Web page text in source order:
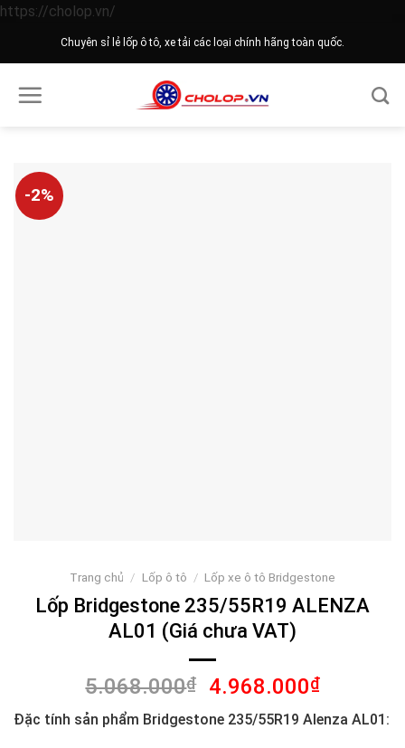
https://cholop.vn/
to
Chuyên sỉ lẻ lốp ô tô, xe tải các loại chính hãng toàn quốc.
-2%
Trang chủ / Lốp ô tô / Lốp xe ô tô Bridgestone
Lốp Bridgestone 235/55R19 ALENZA
AL01 (Giá chưa VAT)
5.068.000₫
Giá
gốc
là:
4.968.000₫Giá
hiện
tại
Đặc tính sản phẩm Bridgestone 235/55R19 Alenza AL01: